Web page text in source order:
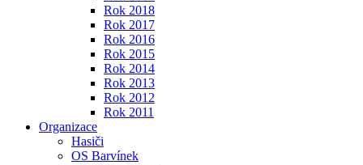
Rok 2018
Rok 2017
Rok 2016
Rok 2015
Rok 2014
Rok 2013
Rok 2012
Rok 2011
Organizace
Hasiči
OS Barvínek